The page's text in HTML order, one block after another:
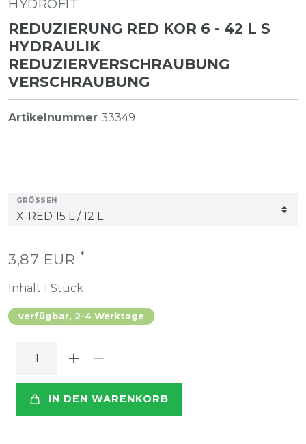
HYDROFIT
REDUZIERUNG RED KOR 6 - 42 L S
HYDRAULIK
REDUZIERVERSCHRAUBUNG
VERSCHRAUBUNG
Artikelnummer 33349
GRÖSSEN
3,87 EUR *
Inhalt 1 Stück
verfügbar, 2-4 Werktage
IN DEN WARENKORB